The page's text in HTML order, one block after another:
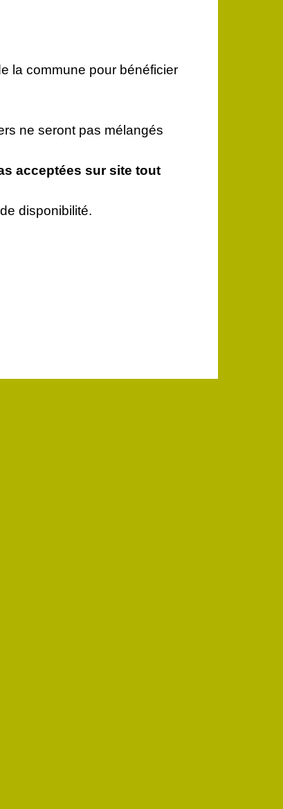
la commune pour bénéficier
ne seront pas mélangés
acceptées sur site tout
disponibilité.